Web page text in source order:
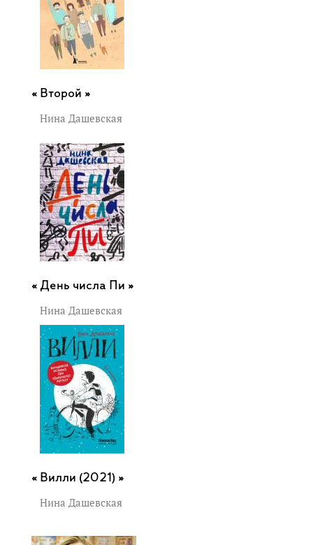
Второй »
Нина Дашевская
День числа Пи »
Нина Дашевская
Вилли (2021) »
Нина Дашевская